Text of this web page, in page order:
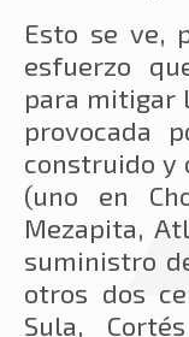
Esto se ve,
esfuerzo
para mitigar
provocada
construido y
(uno en
Mezapita,
suministro
otros dos
Sula,